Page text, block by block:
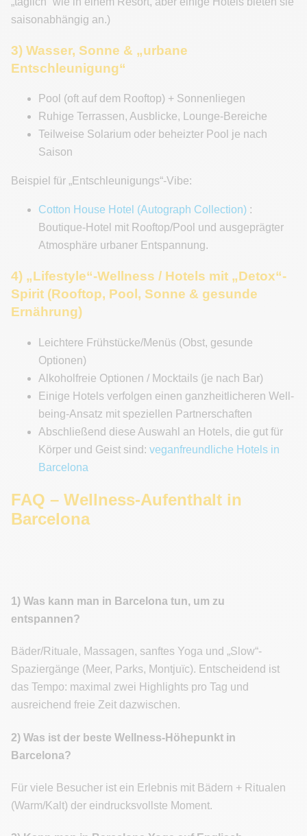
saisonabhängig an.)
3) Wasser, Sonne & „urbane
Entschleunigung“
Pool (oft auf dem Rooftop) + Sonnenliegen
Ruhige Terrassen, Ausblicke, Lounge-Bereiche
Teilweise Solarium oder beheizter Pool je nach
Saison
Beispiel für „Entschleunigungs“-Vibe:
Cotton House Hotel (Autograph Collection) :
Boutique-Hotel mit Rooftop/Pool und ausgeprägter
Atmosphäre urbaner Entspannung.
4) „Lifestyle“-Wellness / Hotels mit „Detox“-
Spirit (Rooftop, Pool, Sonne & gesunde
Ernährung)
Leichtere Frühstücke/Menüs (Obst, gesunde
Optionen)
Alkoholfreie Optionen / Mocktails (je nach Bar)
Einige Hotels verfolgen einen ganzheitlicheren Well-
being-Ansatz mit speziellen Partnerschaften
Abschließend diese Auswahl an Hotels, die gut für
Körper und Geist sind: veganfreundliche Hotels in
Barcelona
FAQ – Wellness-Aufenthalt in
Barcelona
1) Was kann man in Barcelona tun, um zu
entspannen?
Bäder/Rituale, Massagen, sanftes Yoga und „Slow“-
Spaziergänge (Meer, Parks, Montjuïc). Entscheidend ist
das Tempo: maximal zwei Highlights pro Tag und
ausreichend freie Zeit dazwischen.
2) Was ist der beste Wellness-Höhepunkt in
Barcelona?
Für viele Besucher ist ein Erlebnis mit Bädern + Ritualen
(Warm/Kalt) der eindrucksvollste Moment.